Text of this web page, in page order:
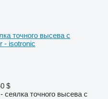
точного высева с
- isotronic
$
сеялка точного высева с